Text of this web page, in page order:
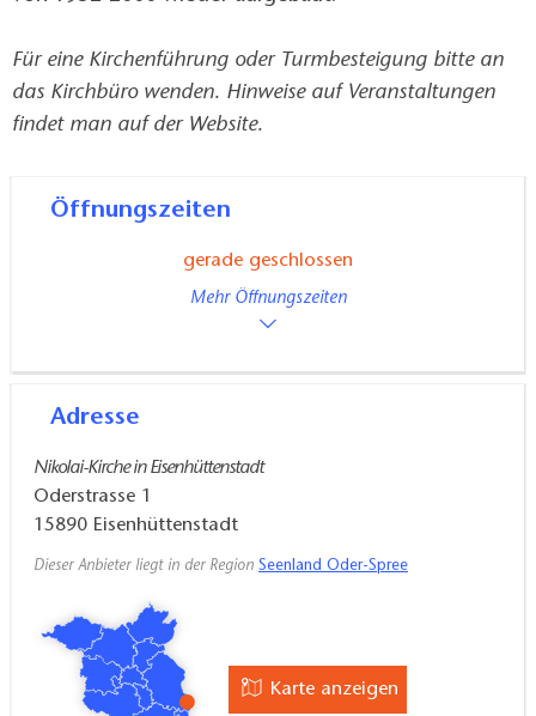
Für eine Kirchenführung oder Turmbesteigung bitte an
das Kirchbüro wenden. Hinweise auf Veranstaltungen
findet man auf der Website.
Öffnungszeiten
gerade geschlossen
Mehr Öffnungszeiten
Adresse
Nikolai-Kirche in Eisenhüttenstadt
Oderstrasse 1
15890 Eisenhüttenstadt
Dieser Anbieter liegt in der Region Seenland Oder-Spree
Karte anzeigen